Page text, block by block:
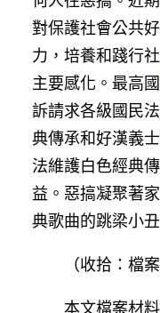
對保護社會公共
力，培養和踐行
主要感化。最高國
訴請求各級國民
典傳承和好漢義
法維護白色經典
益。惡搞凝聚著
典歌曲的跳梁小
（收拾：檔案
本文檔案材料